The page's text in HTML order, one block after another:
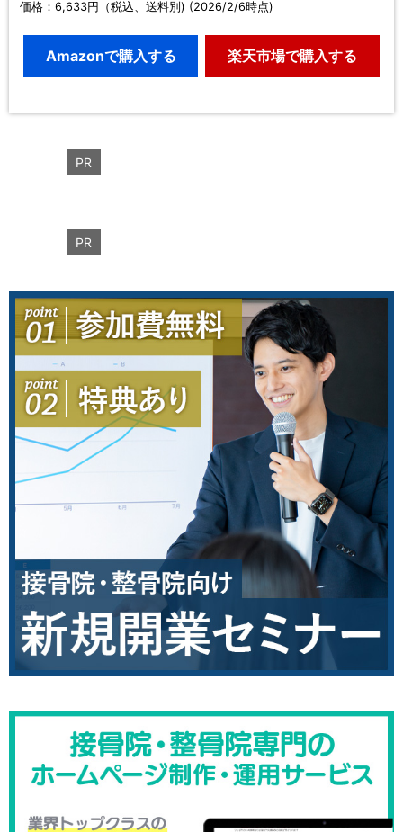
価格：6,633円（税込、送料別) (2026/2/6時点)
Amazonで購入する 楽天市場で購入する
PR
PR